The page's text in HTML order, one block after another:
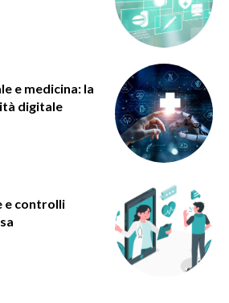
e medicina: la
digitale
e controlli